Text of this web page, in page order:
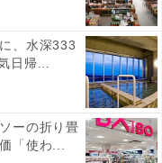
、水深333
日帰...
ーの折り畳
「使わ...